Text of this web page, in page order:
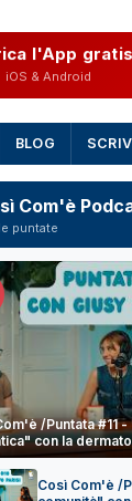
l'App gratis
iOS & Android
BLOG
Com'è
puntate
/Puntata #11
con la
Così Com'è /